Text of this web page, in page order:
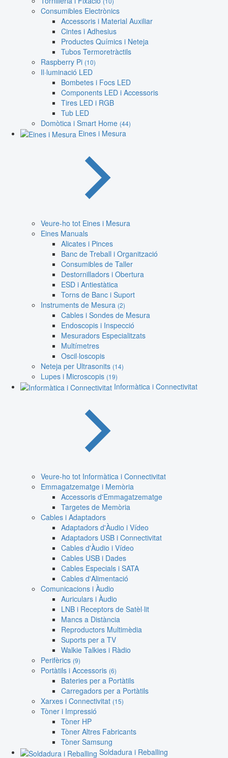
Consumibles Electrònics
Accessoris i Material Auxiliar
Cintes i Adhesius
Productes Químics i Neteja
Tubos Termoretràctils
Raspberry Pi (10)
Il·luminació LED
Bombetes i Focs LED
Components LED i Accessoris
Tires LED i RGB
Tub LED
Domòtica i Smart Home (44)
Eines i Mesura
Veure-ho tot Eines i Mesura
Eines Manuals
Alicates i Pinces
Banc de Treball i Organització
Consumibles de Taller
Destornilladors i Obertura
ESD i Antiestàtica
Torns de Banc i Suport
Instruments de Mesura (2)
Cables i Sondes de Mesura
Endoscopis i Inspecció
Mesuradors Especialitzats
Multímetres
Oscil·loscopis
Neteja per Ultrasonits (14)
Lupes i Microscopis (19)
Informàtica i Connectivitat
Veure-ho tot Informàtica i Connectivitat
Emmagatzematge i Memòria
Accessoris d'Emmagatzematge
Targetes de Memòria
Cables i Adaptadors
Adaptadors d'Àudio i Vídeo
Adaptadors USB i Connectivitat
Cables d'Àudio i Vídeo
Cables USB i Dades
Cables Especials i SATA
Cables d'Alimentació
Comunicacions i Àudio
Auriculars i Àudio
LNB i Receptors de Satèl·lit
Mancs a Distància
Reproductors Multimèdia
Suports per a TV
Walkie Talkies i Ràdio
Perifèrics (9)
Portàtils i Accessoris (6)
Bateries per a Portàtils
Carregadors per a Portàtils
Xarxes i Connectivitat (15)
Tòner i Impressió
Tòner HP
Tòner Altres Fabricants
Tòner Samsung
Soldadura i Reballing